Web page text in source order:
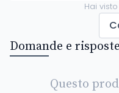
Hai visto
Domande e risposte
Questo